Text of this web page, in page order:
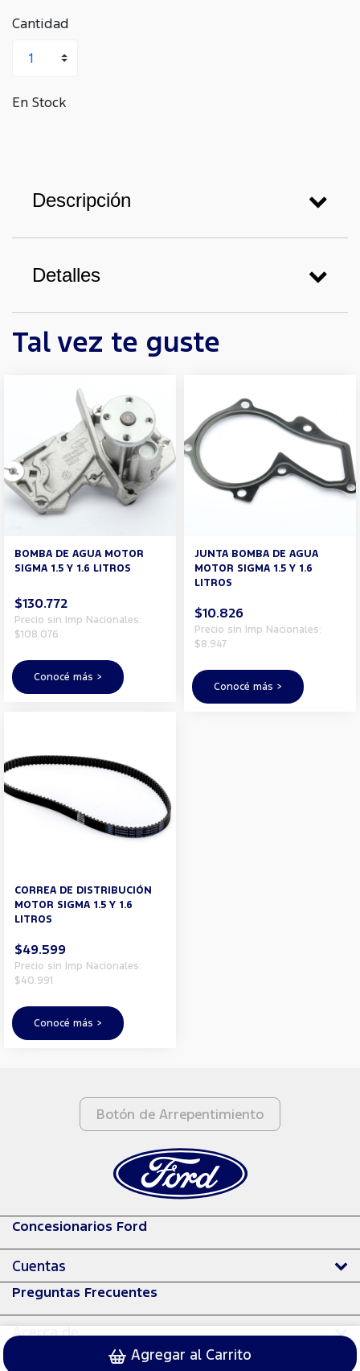
Cantidad
En Stock
Agregar al Carrito
Descripción
Detalles
Tal vez te guste
BOMBA DE AGUA MOTOR
SIGMA 1.5 Y 1.6 LITROS
$130.772
Precio sin Imp Nacionales:
$108.076
Conocé más >
JUNTA BOMBA DE AGUA
MOTOR SIGMA 1.5 Y 1.6
LITROS
$10.826
Precio sin Imp Nacionales:
$8.947
Conocé más >
CORREA DE DISTRIBUCIÓN
MOTOR SIGMA 1.5 Y 1.6
LITROS
$49.599
Precio sin Imp Nacionales:
$40.991
Conocé más >
Botón de Arrepentimiento
Concesionarios Ford
Cuentas
Preguntas Frecuentes
Acerca de